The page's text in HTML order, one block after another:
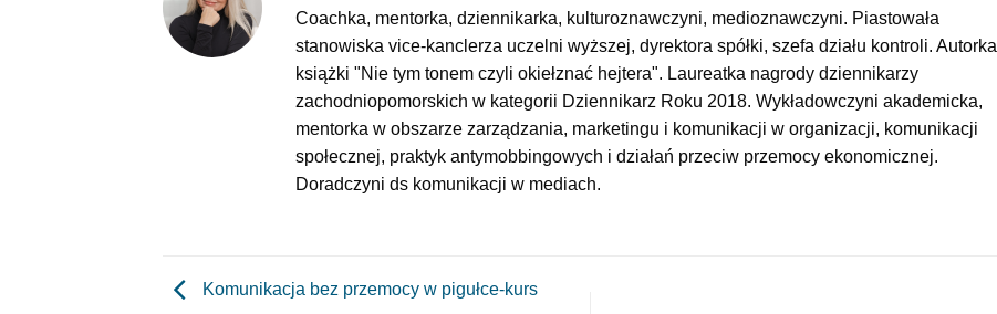
Coachka, mentorka, dziennikarka, kulturoznawczyni, medioznawczyni. Piastowała
stanowiska vice-kanclerza uczelni wyższej, dyrektora spółki, szefa działu kontroli. Autorka
książki "Nie tym tonem czyli okiełznać hejtera". Laureatka nagrody dziennikarzy
zachodniopomorskich w kategorii Dziennikarz Roku 2018. Wykładowczyni akademicka,
mentorka w obszarze zarządzania, marketingu i komunikacji w organizacji, komunikacji
społecznej, praktyk antymobbingowych i działań przeciw przemocy ekonomicznej.
Doradczyni ds komunikacji w mediach.
Komunikacja bez przemocy w pigułce-kurs